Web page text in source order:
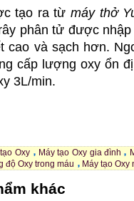
tạo ra từmáy thở
phân tử được
cao và sạch hơn.
cấp lượng oxy ổn
3L/min.
Oxy Máy tạo Oxy gia đình
độ Oxy trong máu
Máy tạo
khác